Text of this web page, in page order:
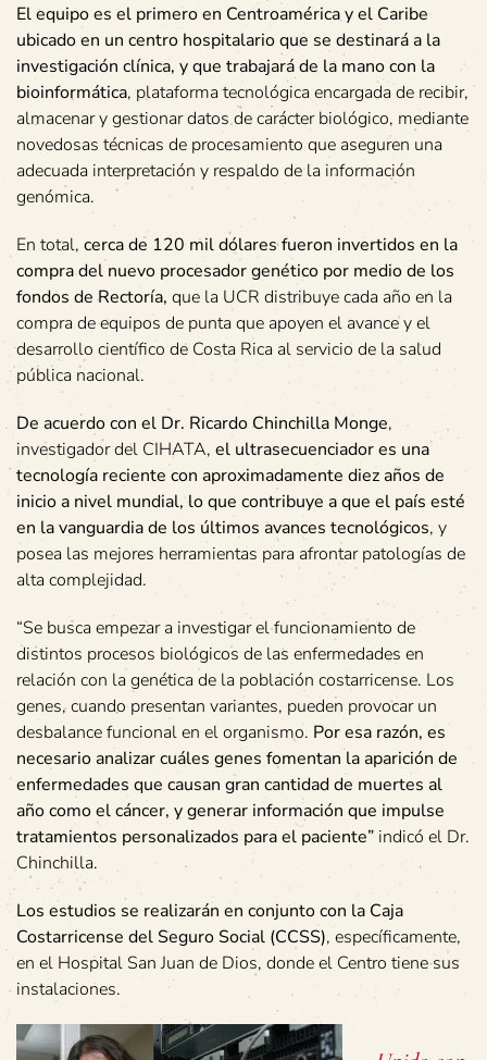
El equipo es el primero en Centroamérica y el Caribe
ubicado en un centro hospitalario que se destinará a la
investigación clínica, y que trabajará de la mano con la
bioinformática, plataforma tecnológica encargada de recibir,
almacenar y gestionar datos de carácter biológico, mediante
novedosas técnicas de procesamiento que aseguren una
adecuada interpretación y respaldo de la información
genómica.
En total, cerca de 120 mil dólares fueron invertidos en la
compra del nuevo procesador genético por medio de los
fondos de Rectoría, que la UCR distribuye cada año en la
compra de equipos de punta que apoyen el avance y el
desarrollo científico de Costa Rica al servicio de la salud
pública nacional.
De acuerdo con el Dr. Ricardo Chinchilla Monge,
investigador del CIHATA, el ultrasecuenciador es una
tecnología reciente con aproximadamente diez años de
inicio a nivel mundial, lo que contribuye a que el país esté
en la vanguardia de los últimos avances tecnológicos, y
posea las mejores herramientas para afrontar patologías de
alta complejidad.
“Se busca empezar a investigar el funcionamiento de
distintos procesos biológicos de las enfermedades en
relación con la genética de la población costarricense. Los
genes, cuando presentan variantes, pueden provocar un
desbalance funcional en el organismo. Por esa razón, es
necesario analizar cuáles genes fomentan la aparición de
enfermedades que causan gran cantidad de muertes al
año como el cáncer, y generar información que impulse
tratamientos personalizados para el paciente” indicó el Dr.
Chinchilla.
Los estudios se realizarán en conjunto con la Caja
Costarricense del Seguro Social (CCSS), específicamente,
en el Hospital San Juan de Dios, donde el Centro tiene sus
instalaciones.